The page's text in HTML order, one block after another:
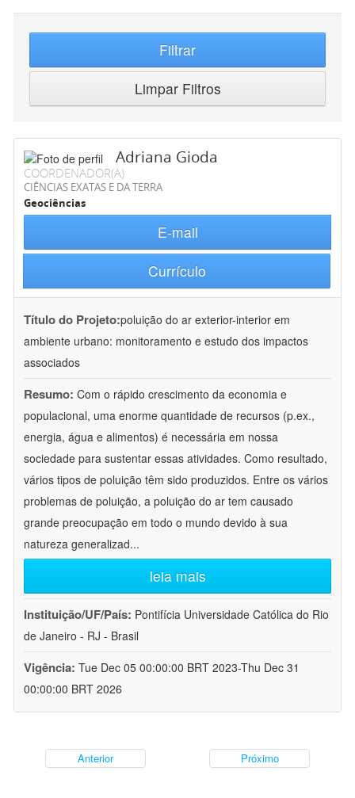
Filtrar
Limpar Filtros
Adriana Gioda
COORDENADOR(A)
CIÊNCIAS EXATAS E DA TERRA
Geociências
E-mail
Currículo
Título do Projeto:poluição do ar exterior-interior em
ambiente urbano: monitoramento e estudo dos impactos
associados
Resumo: Com o rápido crescimento da economia e
populacional, uma enorme quantidade de recursos (p.ex.,
energia, água e alimentos) é necessária em nossa
sociedade para sustentar essas atividades. Como resultado,
vários tipos de poluição têm sido produzidos. Entre os vários
problemas de poluição, a poluição do ar tem causado
grande preocupação em todo o mundo devido à sua
natureza generalizad...
leia mais
Instituição/UF/País: Pontifícia Universidade Católica do Rio
de Janeiro - RJ - Brasil
Vigência: Tue Dec 05 00:00:00 BRT 2023-Thu Dec 31
00:00:00 BRT 2026
Anterior Próximo